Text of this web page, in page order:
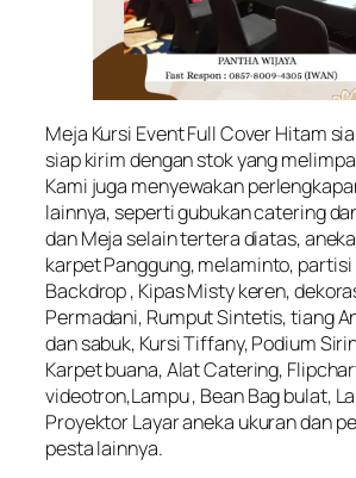
Meja Kursi Event Full Cover Hitam
siap kirim dengan stok yang
Kami juga menyewakan
lainnya, seperti gubukan catering
dan Meja selain tertera diatas,
karpet Panggung, melaminto, partisi
Backdrop , Kipas Misty keren,
Permadani, Rumput Sintetis, tiang
dan sabuk, Kursi Tiffany, Podium
Karpet buana, Alat Catering,
videotron,Lampu , Bean Bag bulat,
Proyektor Layar aneka ukuran dan
pesta lainnya.